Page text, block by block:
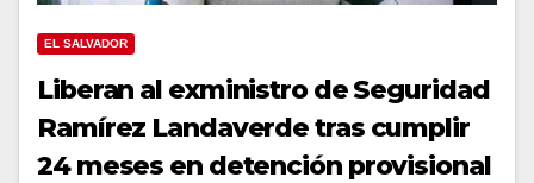
EL SALVADOR
Liberan al exministro de Seguridad
Ramírez Landaverde tras cumplir
24 meses en detención provisional